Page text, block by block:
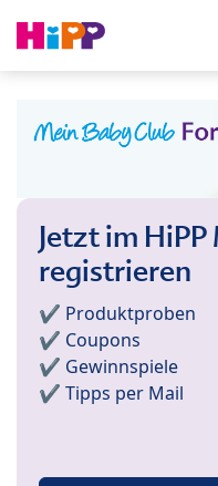
Jetzt im
registrieren
✔️ Produktproben
✔️ Coupons
✔️ Gewinnspiele
✔️ Tipps per Mail